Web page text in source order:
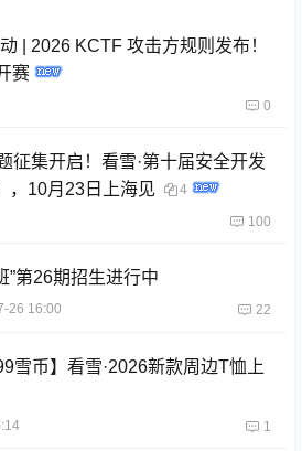
| 2026 KCTF 攻击方规则发布！
赛
0
征集开启！看雪·第十届安全开发
，10月23日上海见
4
100
”第26期招生进行中
26 16:00 22
雪币】看雪·2026新款周边T恤上
1